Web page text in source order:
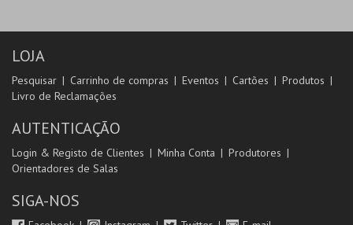
LOJA
Pesquisar Carrinho de compras Eventos Cartões
Produtos
Livro de Reclamações
AUTENTICAÇÃO
Login & Registo de Clientes Minha Conta
Produtores
Orientadores de Salas
SIGA-NOS